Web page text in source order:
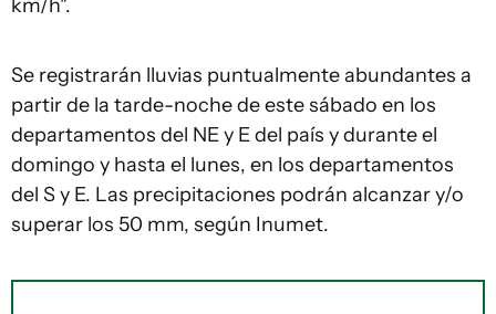
km/h".
Se registrarán lluvias puntualmente abundantes a
partir de la tarde-noche de este sábado en los
departamentos del NE y E del país y durante el
domingo y hasta el lunes, en los departamentos
del S y E. Las precipitaciones podrán alcanzar y/o
superar los 50 mm, según Inumet.